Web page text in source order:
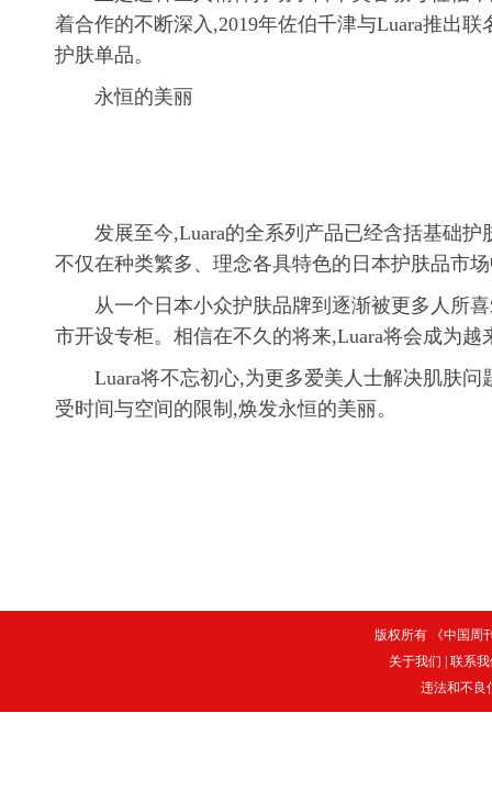
着合作的不断深入,2019年佐伯千津与Luara推出
护肤单品。
永恒的美丽
发展至今,Luara的全系列产品已经含括基础
不仅在种类繁多、理念各具特色的日本护肤品市
从一个日本小众护肤品牌到逐渐被更多人所
市开设专柜。相信在不久的将来,Luara将会成为越
Luara将不忘初心,为更多爱美人士解决肌肤
受时间与空间的限制,焕发永恒的美丽。
版权所有 《中国周
关于我们
联系
违法和不良